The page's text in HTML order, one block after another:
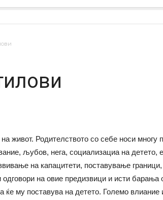
живот. Родителството со себе носи многу
љубов, нега, социализациа на детето,
на капацитети, поставување
на овие предизвици и исти барања
ќе му поставува на детето. Големо влиание